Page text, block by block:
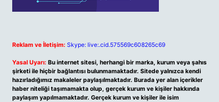
Reklam ve İletişim: Skype: live:.cid.575569c608265c69
Yasal Uyarı: Bu internet sitesi, herhangi bir marka, kurum veya şahıs
şirketi ile hiçbir bağlantısı bulunmamaktadır. Sitede yalnızca kendi
hazırladığımız makaleler paylaşılmaktadır. Burada yer alan içerikler
haber niteliği taşımamakta olup, gerçek kurum ve kişiler hakkında
paylaşım yapılmamaktadır. Gerçek kurum ve kişiler ile isim